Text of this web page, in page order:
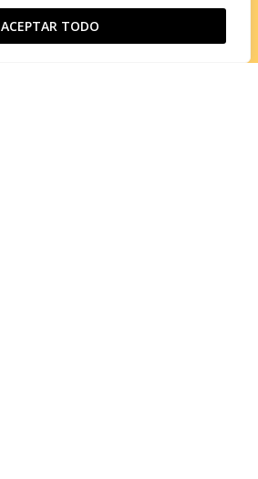
ACEPTAR TODO